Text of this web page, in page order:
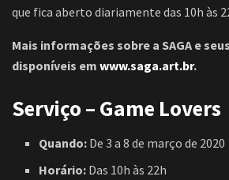
que fica aberto diariamente das 10h às
Mais informações sobre a SAGA e
disponíveis em www.saga.art.br.
Serviço – Game Lovers
Quando: De 3 a 8 de março de 2020
Horário: Das 10h às 22h